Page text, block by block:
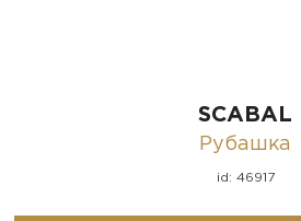
SCABAL
Рубашка
id: 46917